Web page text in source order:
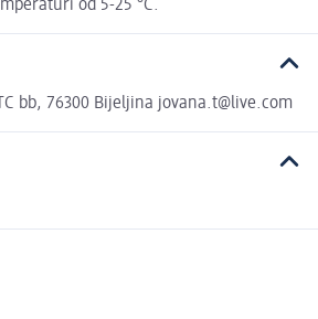
od 5-25 °C.
bb, 76300 Bijeljina jovana.t@live.com